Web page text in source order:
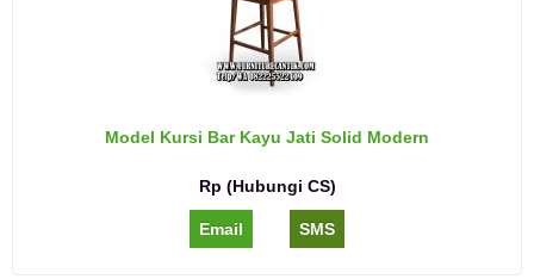
Model Kursi Bar Kayu Jati Solid Modern
Rp (Hubungi CS)
Email SMS